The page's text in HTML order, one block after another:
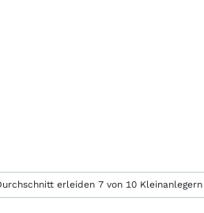
erleiden 7 von 10